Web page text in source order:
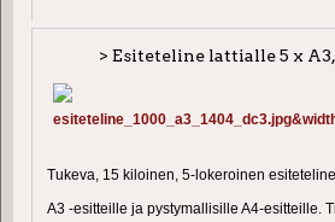
> Esiteteline lattialle 5 x
Tukeva, 15 kiloinen, 5-lokeroinen
A3 -esitteille ja pystymallisille A4-esitteille.